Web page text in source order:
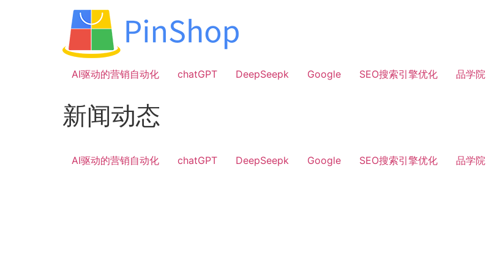
AI驱动的营销自动化
chatGPT DeepSeepk Google SEO搜索引擎优化 品学院
新闻动态
AI驱动的营销自动化 chatGPT DeepSeepk Google SEO搜索引擎优化 品学院